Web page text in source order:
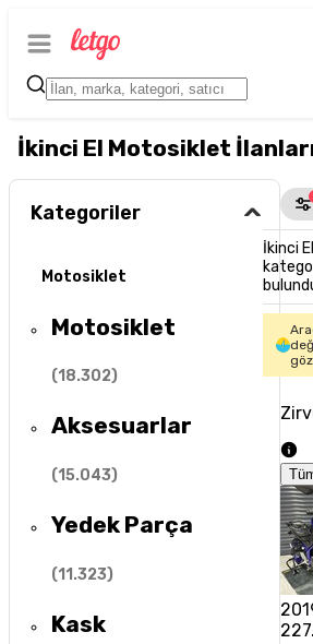
İkinci El Motosiklet
Kategoriler
Motosiklet
Motosiklet
(18.302)
Aksesuarlar
(15.043)
Yedek Parça
(11.323)
Kask
İkinci El